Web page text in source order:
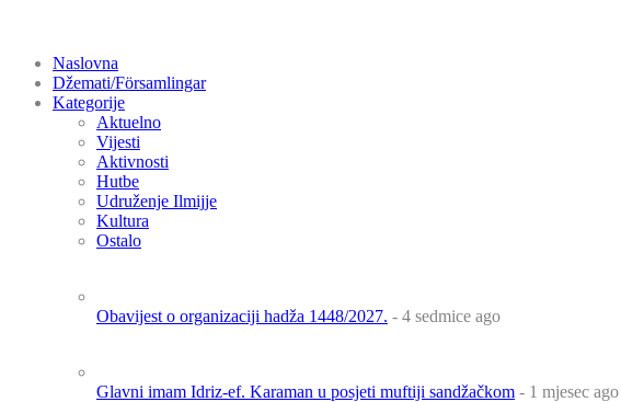
Naslovna
Džemati/Församlingar
Kategorije
Aktuelno
Vijesti
Aktivnosti
Hutbe
Udruženje Ilmijje
Kultura
Ostalo
Obavijest o organizaciji hadža 1448/2027. - 4 sedmice ago
Glavni imam Idriz-ef. Karaman u posjeti muftiji sandžačkom - 1 mjesec ago